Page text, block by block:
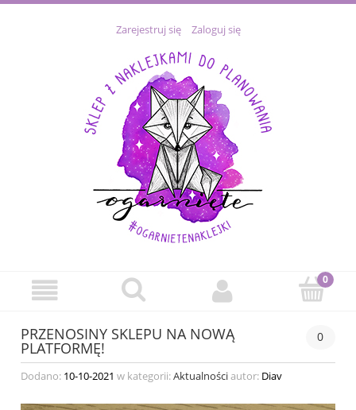
Zarejestruj się Zaloguj się
PRZENOSINY SKLEPU NA NOWĄ
PLATFORMĘ!
0
Dodano: 10-10-2021 w kategorii:Aktualnościautor: Diav